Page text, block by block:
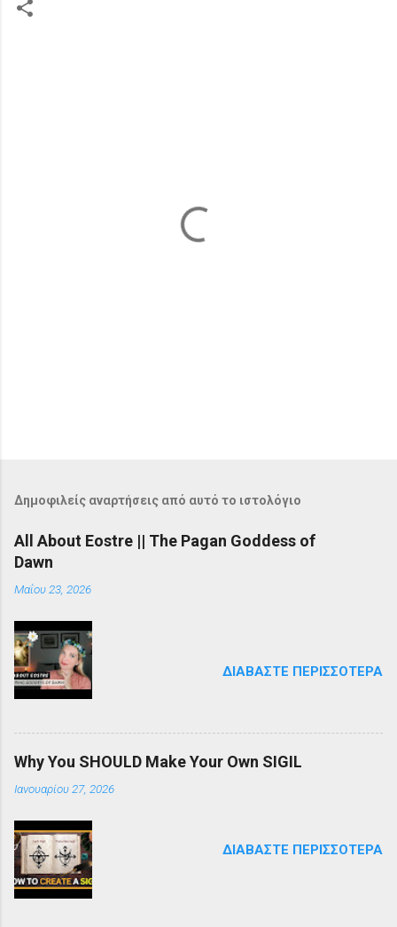
Δημοφιλείς αναρτήσεις από αυτό το ιστολόγιο
All About Eostre || The Pagan Goddess of
Dawn
Μαΐου 23, 2026
ΔΙΑΒΆΣΤΕ ΠΕΡΙΣΣΌΤΕΡΑ
Why You SHOULD Make Your Own SIGIL
Ιανουαρίου 27, 2026
ΔΙΑΒΆΣΤΕ ΠΕΡΙΣΣΌΤΕΡΑ